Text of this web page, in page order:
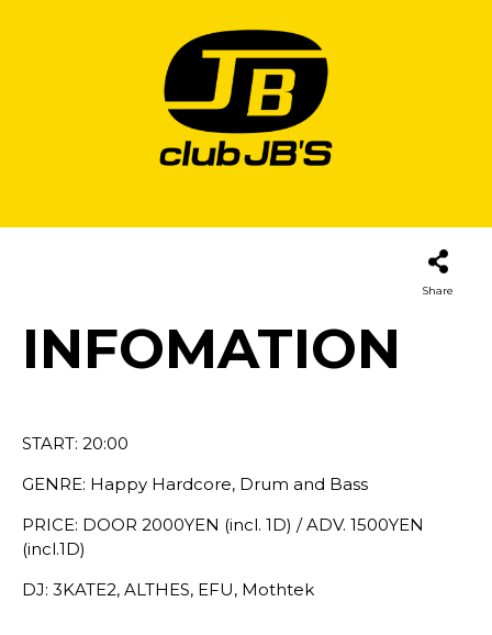
Share
INFOMATION
START: 20:00
GENRE: Happy Hardcore, Drum and Bass
PRICE: DOOR 2000YEN (incl. 1D) / ADV. 1500YEN
(incl.1D)
DJ: 3KATE2, ALTHES, EFU, Mothtek